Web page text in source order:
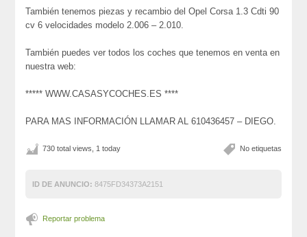
También tenemos piezas y recambio del Opel Corsa 1.3 Cdti 90
cv 6 velocidades modelo 2.006 – 2.010.
También puedes ver todos los coches que tenemos en venta en
nuestra web:
***** WWW.CASASYCOCHES.ES ****
PARA MAS INFORMACIÓN LLAMAR AL 610436457 – DIEGO.
No etiquetas
730 total views, 1 today
ID DE ANUNCIO: 8475FD34373A2151
Reportar problema